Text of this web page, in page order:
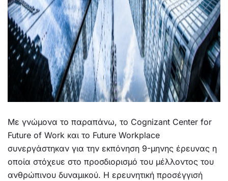
Με γνώμονα το παραπάνω, το Cognizant Center for
Future of Work και το Future Workplace
συνεργάστηκαν για την εκπόνηση 9-μηνης έρευνας η
οποία στόχευε στο προσδιορισμό του μέλλοντος του
ανθρώπινου δυναμικού. Η ερευνητική προσέγγισή